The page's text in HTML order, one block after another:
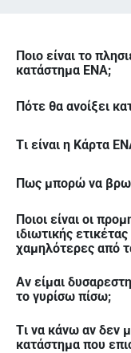
Ποιο είναι το
κατάστημα ENA;
Πότε θα ανοίξει
Tι είναι η Κάρτα
Πως μπορώ να βρω
Ποιοι είναι οι
ιδιωτικής
χαμηλότερες από
Αν είμαι
το γυρίσω πίσω;
Tι να κάνω αν δεν
κατάστημα που